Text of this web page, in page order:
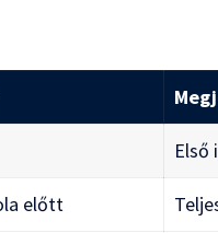
Első
előtt